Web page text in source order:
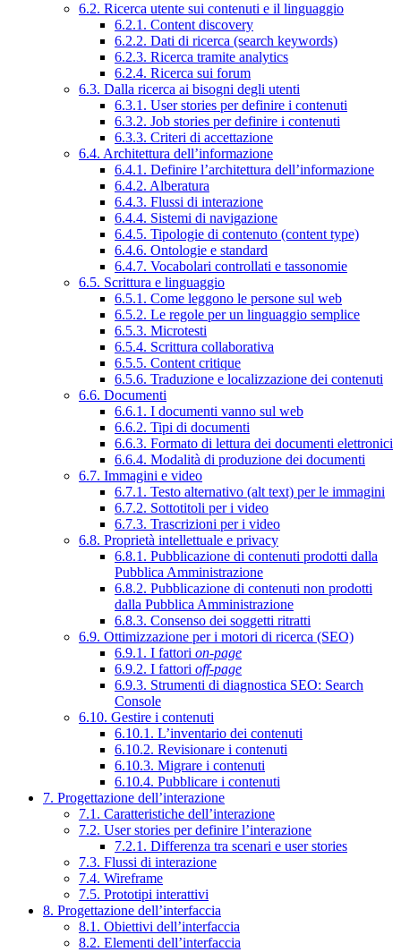
6.2. Ricerca utente sui contenuti e il linguaggio
6.2.1. Content discovery
6.2.2. Dati di ricerca (search keywords)
6.2.3. Ricerca tramite analytics
6.2.4. Ricerca sui forum
6.3. Dalla ricerca ai bisogni degli utenti
6.3.1. User stories per definire i contenuti
6.3.2. Job stories per definire i contenuti
6.3.3. Criteri di accettazione
6.4. Architettura dell’informazione
6.4.1. Definire l’architettura dell’informazione
6.4.2. Alberatura
6.4.3. Flussi di interazione
6.4.4. Sistemi di navigazione
6.4.5. Tipologie di contenuto (content type)
6.4.6. Ontologie e standard
6.4.7. Vocabolari controllati e tassonomie
6.5. Scrittura e linguaggio
6.5.1. Come leggono le persone sul web
6.5.2. Le regole per un linguaggio semplice
6.5.3. Microtesti
6.5.4. Scrittura collaborativa
6.5.5. Content critique
6.5.6. Traduzione e localizzazione dei contenuti
6.6. Documenti
6.6.1. I documenti vanno sul web
6.6.2. Tipi di documenti
6.6.3. Formato di lettura dei documenti elettronici
6.6.4. Modalità di produzione dei documenti
6.7. Immagini e video
6.7.1. Testo alternativo (alt text) per le immagini
6.7.2. Sottotitoli per i video
6.7.3. Trascrizioni per i video
6.8. Proprietà intellettuale e privacy
6.8.1. Pubblicazione di contenuti prodotti dalla
Pubblica Amministrazione
6.8.2. Pubblicazione di contenuti non prodotti
dalla Pubblica Amministrazione
6.8.3. Consenso dei soggetti ritratti
6.9. Ottimizzazione per i motori di ricerca (SEO)
6.9.1. I fattori on-page
6.9.2. I fattori off-page
6.9.3. Strumenti di diagnostica SEO: Search
Console
6.10. Gestire i contenuti
6.10.1. L’inventario dei contenuti
6.10.2. Revisionare i contenuti
6.10.3. Migrare i contenuti
6.10.4. Pubblicare i contenuti
7. Progettazione dell’interazione
7.1. Caratteristiche dell’interazione
7.2. User stories per definire l’interazione
7.2.1. Differenza tra scenari e user stories
7.3. Flussi di interazione
7.4. Wireframe
7.5. Prototipi interattivi
8. Progettazione dell’interfaccia
8.1. Obiettivi dell’interfaccia
8.2. Elementi dell’interfaccia